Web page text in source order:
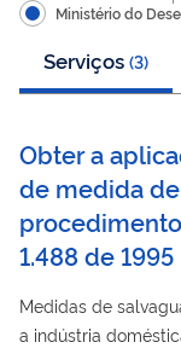
Ministério do
Serviços (3)
Obter a
de medida
1.488 de 1995
Medidas de
a indústria